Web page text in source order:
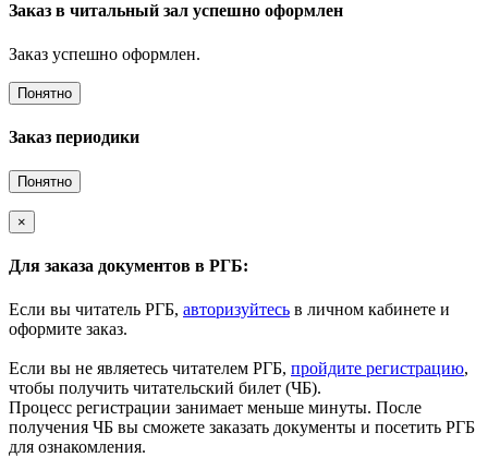
Заказ в читальный зал успешно оформлен
Заказ успешно оформлен.
Понятно
Заказ периодики
Понятно
×
Для заказа документов в РГБ:
Если вы читатель РГБ, авторизуйтесь в личном кабинете и
оформите заказ.
Если вы не являетесь читателем РГБ, пройдите регистрацию,
чтобы получить читательский билет (ЧБ).
Процесс регистрации занимает меньше минуты. После
получения ЧБ вы сможете заказать документы и посетить РГБ
для ознакомления.